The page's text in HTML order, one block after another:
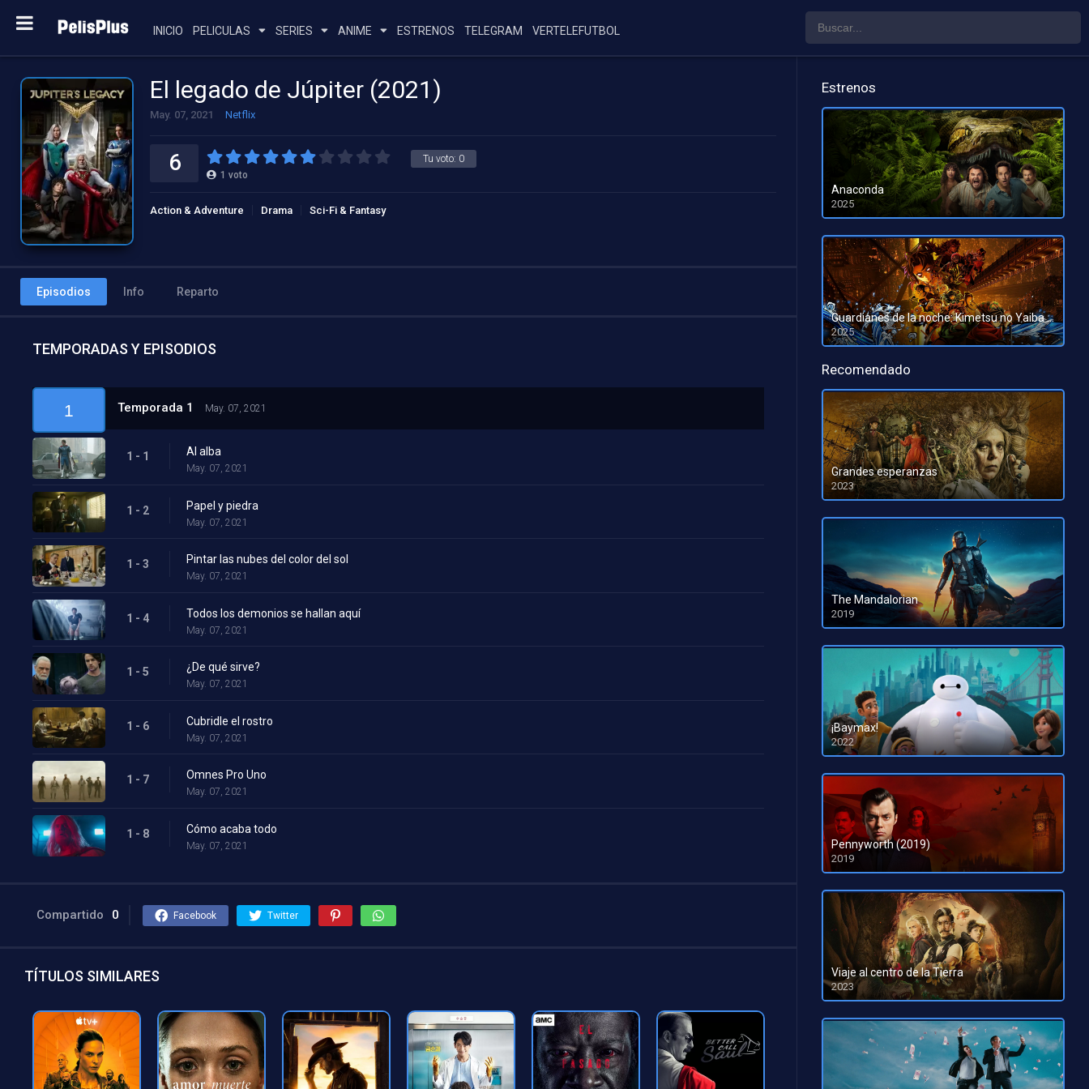
INICIO PELICULAS SERIES ANIME ESTRENOS TELEGRAM VERTELEFUTBOL
El legado de Júpiter (2021)
May. 07, 2021 Netflix
Tu voto: 0
6 1 voto
Action & Adventure Drama Sci-Fi & Fantasy
Episodios Info Reparto
TEMPORADAS Y EPISODIOS
1 Temporada 1 May. 07, 2021
1 - 1 Al alba
May. 07, 2021
1 - 2 Papel y piedra
May. 07, 2021
1 - 3 Pintar las nubes del color del sol
May. 07, 2021
1 - 4 Todos los demonios se hallan aquí
May. 07, 2021
1 - 5 ¿De qué sirve?
May. 07, 2021
1 - 6 Cubridle el rostro
May. 07, 2021
1 - 7 Omnes Pro Uno
May. 07, 2021
1 - 8 Cómo acaba todo
May. 07, 2021
Compartido 0 Facebook Twitter
TÍTULOS SIMILARES
Estrenos
Anaconda
2025
HD 1080pHD 720p
Guardianes de la noche: Kimetsu no Yaiba La fortaleza infinita
2025
HD 1080pHD 720p
Recomendado
Grandes esperanzas
2023
HD 1080pHD 720p
The Mandalorian
2019
HD 1080pHD 720p
¡Baymax!
2022
HD 1080pHD 720p
Pennyworth (2019)
2019
Viaje al centro de la Tierra
2023
HD 1080pHD 720p